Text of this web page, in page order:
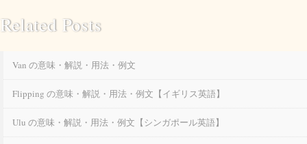
Related Posts
Van の意味・解説・用法・例文
Flipping の意味・解説・用法・例文【イギリス英語】
Ulu の意味・解説・用法・例文【シンガポール英語】